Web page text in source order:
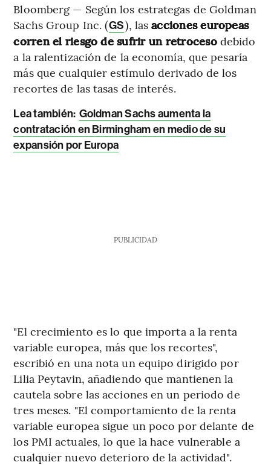
Bloomberg — Según los estrategas de Goldman
Sachs Group Inc. (GS), lasacciones europeas
corren el riesgo de sufrir un retrocesodebido
a la ralentización de la economía, que pesaría
más que cualquier estímulo derivado de los
recortes de las tasas de interés.
Lea también: Goldman Sachs aumenta la
contratación en Birmingham en medio de su
expansión por Europa
PUBLICIDAD
"El crecimiento es lo que importa a la renta
variable europea, más que los recortes",
escribió en una nota un equipo dirigido por
Lilia Peytavin, añadiendo que mantienen la
cautela sobre las acciones en un periodo de
tres meses. "El comportamiento de la renta
variable europea sigue un poco por delante de
los PMI actuales, lo que la hace vulnerable a
cualquier nuevo deterioro de la actividad".